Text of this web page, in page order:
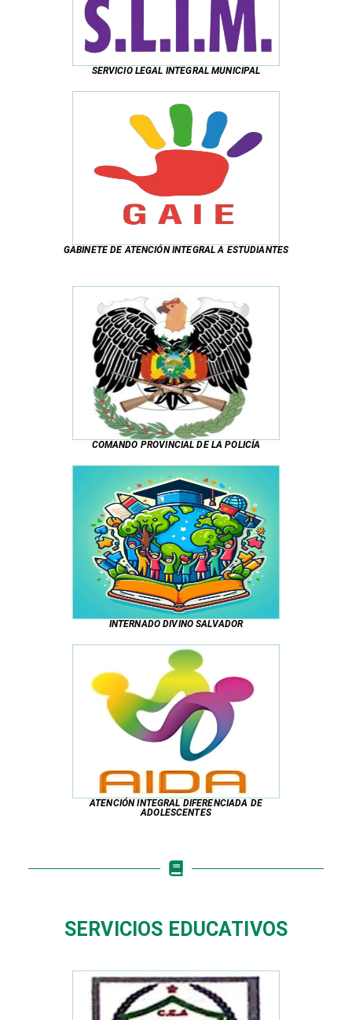
SERVICIO LEGAL INTEGRAL MUNICIPAL
GABINETE DE ATENCIÓN INTEGRAL A ESTUDIANTES
COMANDO PROVINCIAL DE LA POLICÍA
INTERNADO DIVINO SALVADOR
ATENCIÓN INTEGRAL DIFERENCIADA DE
ADOLESCENTES
SERVICIOS EDUCATIVOS